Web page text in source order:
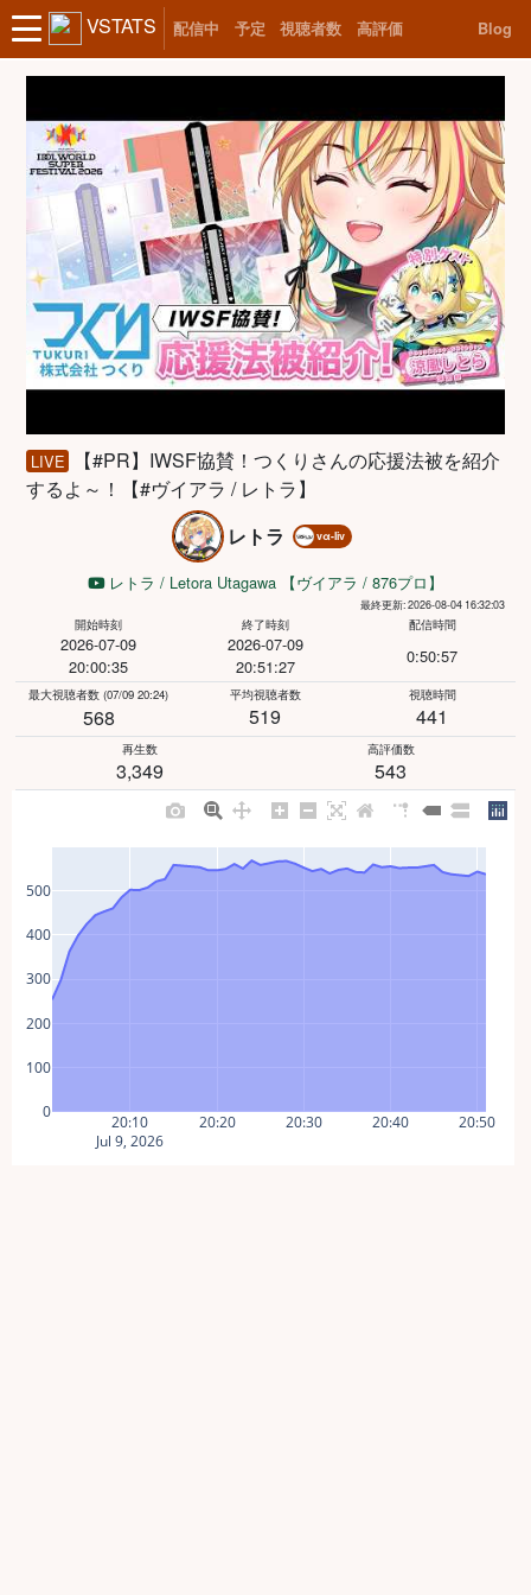
VSTATS 配信中 予定 視聴者数 高評価 Blog
LIVE
【#PR】IWSF協賛！つくりさんの応援法被を紹介
するよ～！【#ヴイアラ / レトラ】
レトラ
vα-liv
レトラ / Letora Utagawa 【ヴイアラ / 876プロ】
最終更新: 2026-08-04 16:32:03
開始時刻
2026-07-09
20:00:35
終了時刻
2026-07-09
20:51:27
配信時間
0:50:57
最大視聴者数 (07/09 20:24)
568
平均視聴者数
519
視聴時間
441
再生数
3,349
高評価数
543
20:10
Jul 9, 2026
20:20 20:30 20:40 20:50
0
100
200
300
400
500